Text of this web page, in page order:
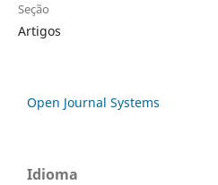
Seção
Artigos
Open Journal Systems
Idioma